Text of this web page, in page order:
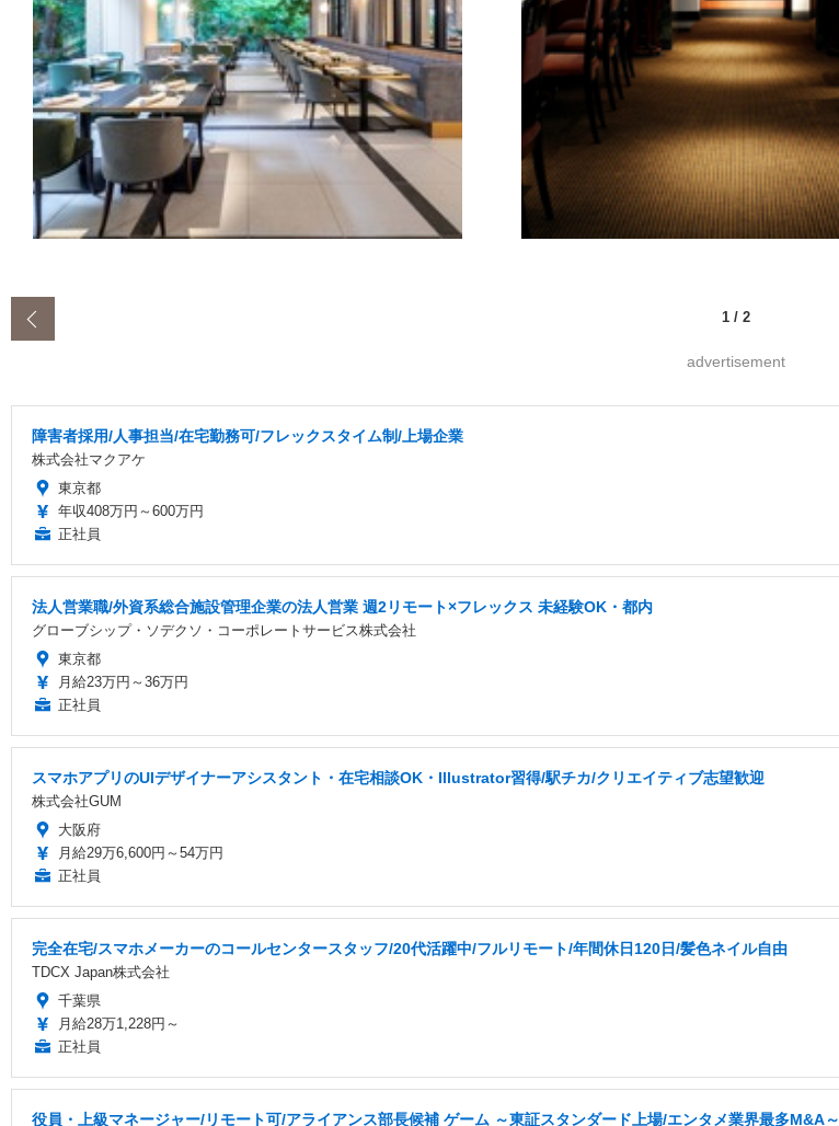
1 / 2
advertisement
障害者採用/人事担当/在宅勤務可/フレックスタイム制/上場企業
株式会社マクアケ
東京都
年収408万円～600万円
正社員
法人営業職/外資系総合施設管理企業の法人営業 週2リモート×フレックス 未経験OK・都内
グローブシップ・ソデクソ・コーポレートサービス株式会社
東京都
月給23万円～36万円
正社員
スマホアプリのUIデザイナーアシスタント・在宅相談OK・Illustrator習得/駅チカ/クリエイティブ志望歓迎
株式会社GUM
大阪府
月給29万6,600円～54万円
正社員
完全在宅/スマホメーカーのコールセンタースタッフ/20代活躍中/フルリモート/年間休日120日/髪色ネイル自由
TDCX Japan株式会社
千葉県
月給28万1,228円～
正社員
役員・上級マネージャー/リモート可/アライアンス部長候補 ゲーム ～東証スタンダード上場/エンタメ業界最多M&A～